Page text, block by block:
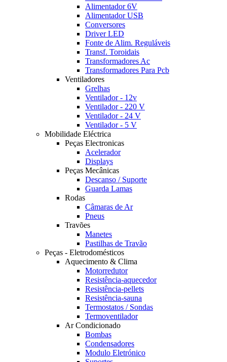
Alimentador 6V
Alimentador USB
Conversores
Driver LED
Fonte de Alim. Reguláveis
Transf. Toroidais
Transformadores Ac
Transformadores Para Pcb
Ventiladores
Grelhas
Ventilador - 12v
Ventilador - 220 V
Ventilador - 24 V
Ventilador - 5 V
Mobilidade Eléctrica
Peças Electronicas
Acelerador
Displays
Peças Mecânicas
Descanso / Suporte
Guarda Lamas
Rodas
Câmaras de Ar
Pneus
Travões
Manetes
Pastilhas de Travão
Peças - Eletrodomésticos
Aquecimento & Clima
Motorredutor
Resistência-aquecedor
Resistência-pellets
Resistência-sauna
Termostatos / Sondas
Termoventilador
Ar Condicionado
Bombas
Condensadores
Modulo Eletrónico